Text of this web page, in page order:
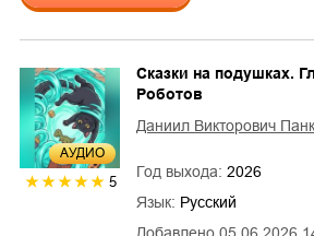
AУДИО
5
Сказки на подушках.
Роботов
Даниил Викторович
Год выхода: 2026
Язык: Русский